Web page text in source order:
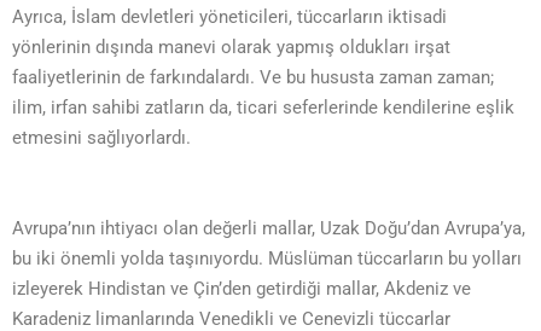
Ayrıca, İslam devletleri yöneticileri, tüccarların iktisadi
yönlerinin dışında manevi olarak yapmış oldukları irşat
faaliyetlerinin de farkındalardı. Ve bu hususta zaman zaman;
ilim, irfan sahibi zatların da, ticari seferlerinde kendilerine eşlik
etmesini sağlıyorlardı.
Avrupa’nın ihtiyacı olan değerli mallar, Uzak Doğu’dan Avrupa’ya,
bu iki önemli yolda taşınıyordu. Müslüman tüccarların bu yolları
izleyerek Hindistan ve Çin’den getirdiği mallar, Akdeniz ve
Karadeniz limanlarında Venedikli ve Cenevizli tüccarlar